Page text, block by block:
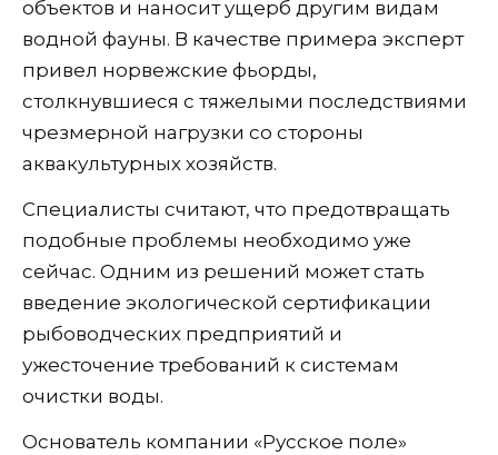
объектов и наносит ущерб другим видам
водной фауны. В качестве примера эксперт
привел норвежские фьорды,
столкнувшиеся с тяжелыми последствиями
чрезмерной нагрузки со стороны
аквакультурных хозяйств.
Специалисты считают, что предотвращать
подобные проблемы необходимо уже
сейчас. Одним из решений может стать
введение экологической сертификации
рыбоводческих предприятий и
ужесточение требований к системам
очистки воды.
Основатель компании «Русское поле»